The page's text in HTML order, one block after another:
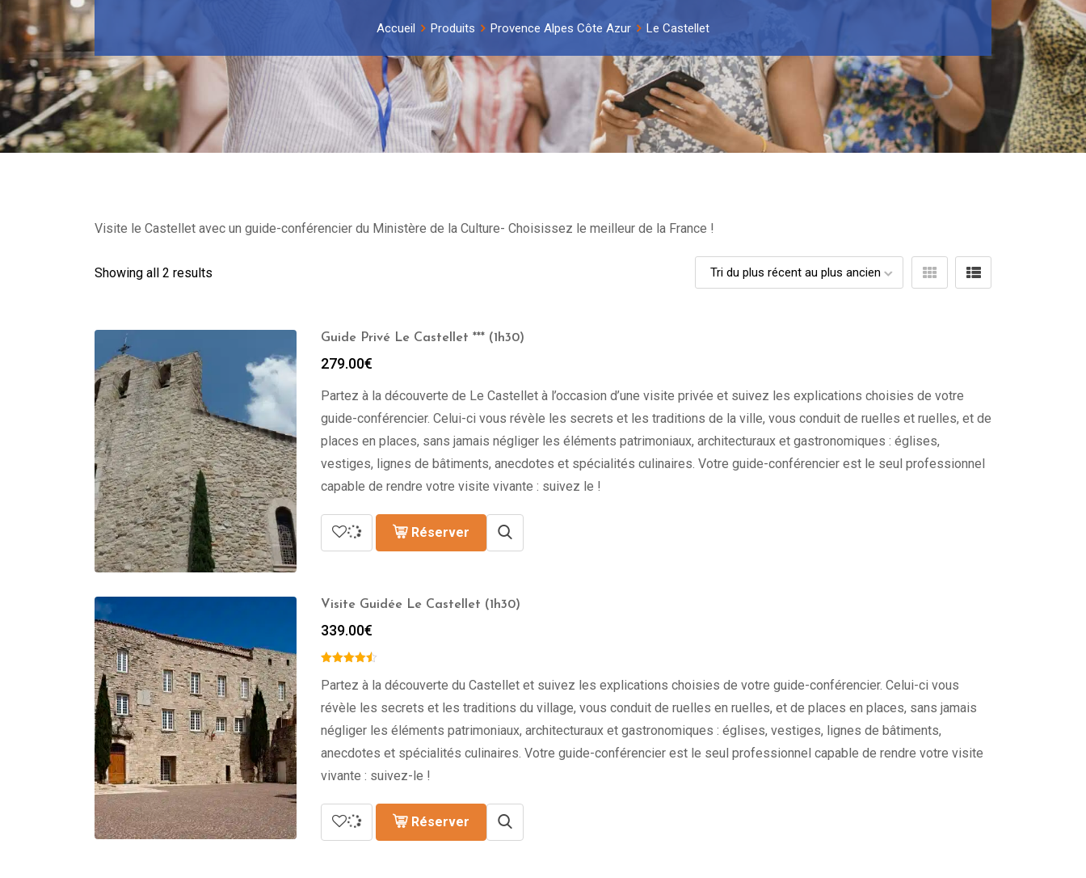
Accueil Produits Provence Alpes Côte Azur Le Castellet
Visite le Castellet avec un guide-conférencier du Ministère de la Culture- Choisissez le meilleur de la France !
Showing all 2 results
Guide Privé Le Castellet *** (1h30)
279.00€
Partez à la découverte de Le Castellet à l’occasion d’une visite privée et suivez les explications choisies de votre
guide-conférencier. Celui-ci vous révèle les secrets et les traditions de la ville, vous conduit de ruelles et ruelles, et de
places en places, sans jamais négliger les éléments patrimoniaux, architecturaux et gastronomiques : églises,
vestiges, lignes de bâtiments, anecdotes et spécialités culinaires. Votre guide-conférencier est le seul professionnel
capable de rendre votre visite vivante : suivez le !
Réserver
Visite Guidée Le Castellet (1h30)
339.00€
Partez à la découverte du Castellet et suivez les explications choisies de votre guide-conférencier. Celui-ci vous
révèle les secrets et les traditions du village, vous conduit de ruelles en ruelles, et de places en places, sans jamais
négliger les éléments patrimoniaux, architecturaux et gastronomiques : églises, vestiges, lignes de bâtiments,
anecdotes et spécialités culinaires. Votre guide-conférencier est le seul professionnel capable de rendre votre visite
vivante : suivez-le !
Réserver